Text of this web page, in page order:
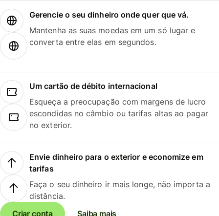
Gerencie o seu dinheiro onde quer que vá.
Mantenha as suas moedas em um só lugar e
converta entre elas em segundos.
Um cartão de débito internacional
Esqueça a preocupação com margens de lucro
escondidas no câmbio ou tarifas altas ao pagar
no exterior.
Envie dinheiro para o exterior e economize em
tarifas
Faça o seu dinheiro ir mais longe, não importa a
distância.
Criar conta
Saiba mais